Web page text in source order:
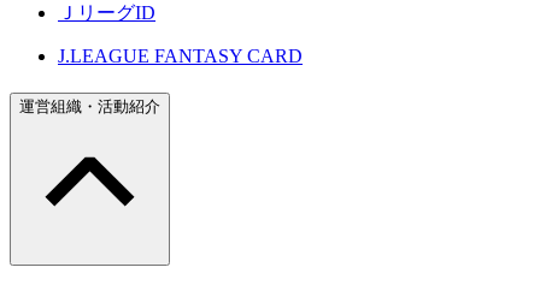
ＪリーグID
J.LEAGUE FANTASY CARD
運営組織・活動紹介